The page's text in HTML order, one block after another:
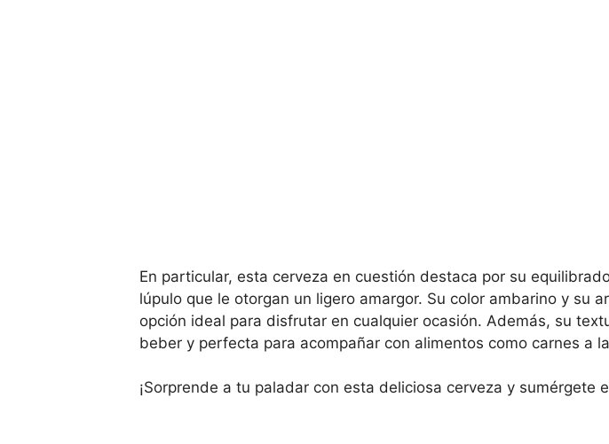
En particular, esta cerveza en cuestión destaca por su
lúpulo que le otorgan un ligero amargor. Su color ambarino y su
opción ideal para disfrutar en cualquier ocasión. Además, su
beber y perfecta para acompañar con alimentos como carnes a
¡Sorprende a tu paladar con esta deliciosa cerveza y sumérgete